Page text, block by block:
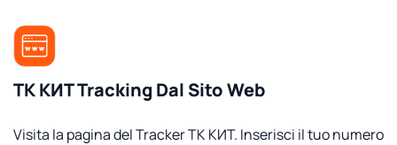
ТК КИТ Tracking Dal Sito Web
Visita la pagina del Tracker ТК КИТ. Inserisci il tuo numero